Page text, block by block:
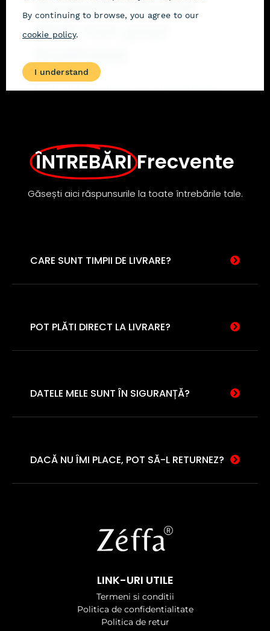
ÎNTREBĂRIFrecvente
Găsești aici răspunsurile la toate întrebările tale.
CARE SUNT TIMPII DE LIVRARE?
POT PLĂTI DIRECT LA LIVRARE?
DATELE MELE SUNT ÎN SIGURANȚĂ?
DACĂ NU ÎMI PLACE, POT SĂ-L RETURNEZ?
LINK-URI UTILE
Termeni si conditii
Politica de confidentialitate
Politica de retur